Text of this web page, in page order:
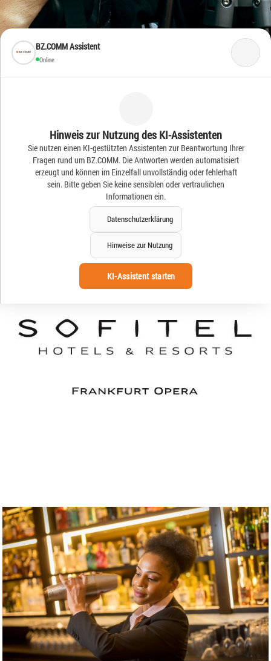
BZ.COMM Assistent
Online
Hinweis zur Nutzung des KI-Assistenten
Sie nutzen einen KI-gestützten Assistenten zur Beantwortung Ihrer
Fragen rund um BZ.COMM. Die Antworten werden automatisiert
erzeugt und können im Einzelfall unvollständig oder fehlerhaft
sein. Bitte geben Sie keine sensiblen oder vertraulichen
Informationen ein.
Datenschutzerklärung
Hinweise zur Nutzung
KI-Assistent starten
Frische Ideen – Frische
News